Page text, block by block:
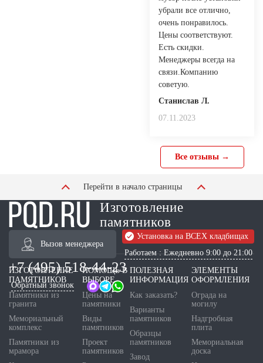
убрали все отлично,
очень понравилось.
Цены соответствуют.
Есть скидки.
Менеджеры всегда на
связи.Компанию
советую.
Станислав Л.
07.11.2023
Все отзывы →
Перейти в начало страницы
Изготовление
памятников
Вызов менеджера
Установка на ВСЕХ кладбищах
Работаем : Ежедневно 9:00 до 21:00
+7 (495) 518-44-23
Обратный звонок
ИЗГОТОВЛЕНИЕ
ПАМЯТНИКОВ
Памятники из
гранита
Мемориальный
комплекс
Памятники из
мрамора
ПОМОЩЬ В
ВЫБОРЕ
Цены на
памятники
Виды
памятников
Проект
памятников
ПОЛЕЗНАЯ
ИНФОРМАЦИЯ
Как заказать?
Варианты
памятников
Образцы
памятников
Завод
ЭЛЕМЕНТЫ
ОФОРМЛЕНИЯ
Ограда на
могилу
Надгробная
плита
Мемориальная
доска